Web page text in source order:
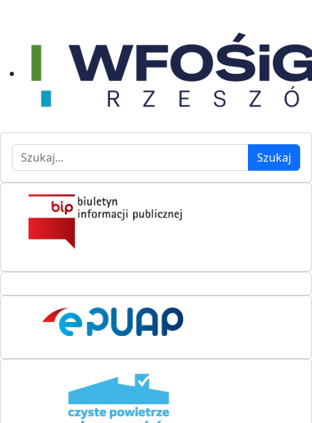
Szukaj Szukaj